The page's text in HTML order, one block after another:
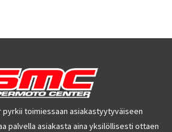
toimiessaan asiakastyytyväiseen
palvella asiakasta aina yksilöllisesti ottaen